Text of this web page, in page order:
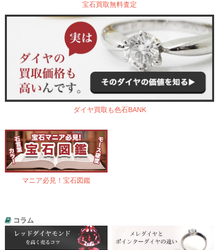
宝石買取無料査定
ダイヤ買取も色石BANK
マニア必見！宝石図鑑
コラム